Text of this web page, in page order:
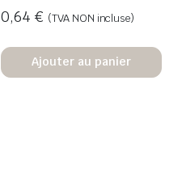
0,64 € (TVA NON incluse)
Ajouter au panier